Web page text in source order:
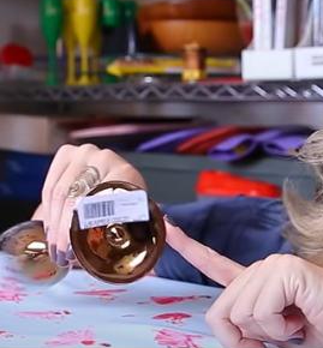
Como você faz
tirar a cola de
sem sofrer?
comigo que eu
ensinar!